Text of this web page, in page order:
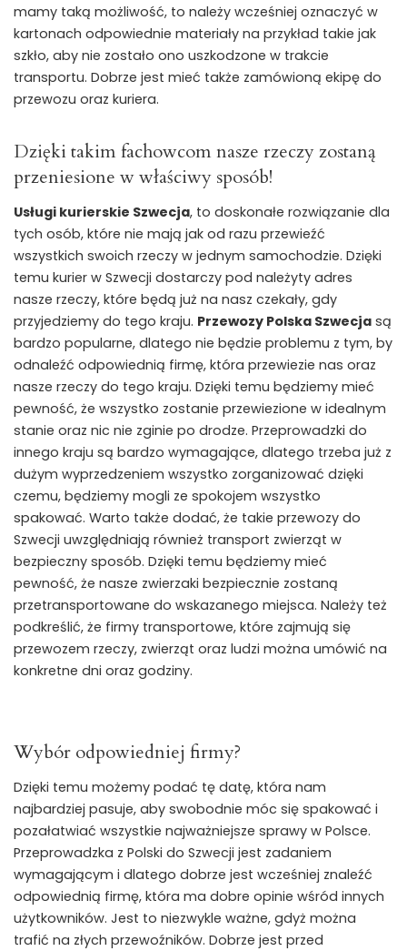
mamy taką możliwość, to należy wcześniej oznaczyć w
kartonach odpowiednie materiały na przykład takie jak
szkło, aby nie zostało ono uszkodzone w trakcie
transportu. Dobrze jest mieć także zamówioną ekipę do
przewozu oraz kuriera.
Dzięki takim fachowcom nasze rzeczy zostaną
przeniesione w właściwy sposób!
Usługi kurierskie Szwecja, to doskonałe rozwiązanie dla
tych osób, które nie mają jak od razu przewieźć
wszystkich swoich rzeczy w jednym samochodzie. Dzięki
temu kurier w Szwecji dostarczy pod należyty adres
nasze rzeczy, które będą już na nasz czekały, gdy
przyjedziemy do tego kraju. Przewozy Polska Szwecja są
bardzo popularne, dlatego nie będzie problemu z tym, by
odnaleźć odpowiednią firmę, która przewiezie nas oraz
nasze rzeczy do tego kraju. Dzięki temu będziemy mieć
pewność, że wszystko zostanie przewiezione w idealnym
stanie oraz nic nie zginie po drodze. Przeprowadzki do
innego kraju są bardzo wymagające, dlatego trzeba już z
dużym wyprzedzeniem wszystko zorganizować dzięki
czemu, będziemy mogli ze spokojem wszystko
spakować. Warto także dodać, że takie przewozy do
Szwecji uwzględniają również transport zwierząt w
bezpieczny sposób. Dzięki temu będziemy mieć
pewność, że nasze zwierzaki bezpiecznie zostaną
przetransportowane do wskazanego miejsca. Należy też
podkreślić, że firmy transportowe, które zajmują się
przewozem rzeczy, zwierząt oraz ludzi można umówić na
konkretne dni oraz godziny.
Wybór odpowiedniej firmy?
Dzięki temu możemy podać tę datę, która nam
najbardziej pasuje, aby swobodnie móc się spakować i
pozałatwiać wszystkie najważniejsze sprawy w Polsce.
Przeprowadzka z Polski do Szwecji jest zadaniem
wymagającym i dlatego dobrze jest wcześniej znaleźć
odpowiednią firmę, która ma dobre opinie wśród innych
użytkowników. Jest to niezwykle ważne, gdyż można
trafić na złych przewoźników. Dobrze jest przed